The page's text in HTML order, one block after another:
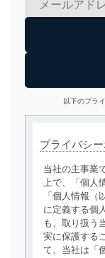
以下のプラ
プライバシ
当社の主事業
上で、「個人
「個人情報（
に定義する個
も、取り扱う
実に保護する
て、当社は「